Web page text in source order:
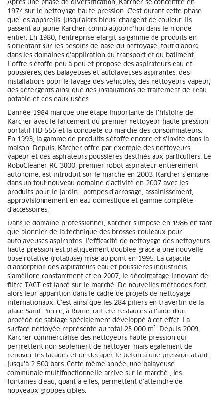
Après une phase de diversification, Kärcher se concentre en
1974 sur le nettoyage haute pression. C'est durant cette phase
que les appareils, jusqu'alors bleus, changent de couleur. Ils
passent au jaune Kärcher, connu aujourd'hui dans le monde
entier. En 1980, l'entreprise élargit sa gamme de produits en
s'orientant sur les besoins de base du nettoyage, tout d'abord
dans les domaines d'application du transport et du bâtiment.
L'offre s'étoffe peu à peu et propose des aspirateurs eau et
poussières, des balayeuses et autolaveuses aspirantes, des
installations pour le lavage des véhicules, des nettoyeurs vapeur,
des détergents ainsi que des installations de traitement de l'eau
potable et des eaux usées.
L'année 1984 marque une étape importante de l'histoire de
Kärcher avec le lancement du premier nettoyeur haute pression
portatif HD 555 et la conquête du marché des consommateurs.
En 1993, la gamme de produits s'étoffe encore et s'invite dans la
maison. Depuis, Kärcher offre par exemple des nettoyeurs
vapeur et des aspirateurs poussières destinés aux particuliers. Le
RoboCleaner RC 3000, premier robot aspirateur entièrement
autonome, est introduit sur le marché en 2003. Kärcher s'engage
dans un tout nouveau domaine d'activité en 2007 avec les
produits pour le jardin : pompes d'arrosage, assainissement,
approvisionnement en eau domestique et gamme complète
d'accessoires.
Dans le domaine professionnel, Kärcher s'impose en 1986 en tant
que pionnier de la technique des brosses-rouleaux pour
autolaveuses aspirantes. L'efficacité de nettoyage des nettoyeurs
haute pression est pratiquement doublée grâce à une nouvelle
buse rotative (rotabuse) mise au point en 1995. La capacité
d'absorption des aspirateurs eau et poussières industriels
s'améliore constamment et en 2007, le décolmatage innovant de
filtre TACT est lancé sur le marché. De nouvelles méthodes font
alors leur apparition dans le cadre de projets de nettoyage
internationaux. C'est ainsi que les 284 piliers en travertin de la
place Saint-Pierre, à Rome, ont été restaurés à l'aide d'un
procédé de sablage spécialement développé à cet effet. La
surface nettoyée représente au total 25 000 m². Depuis 2009,
Kärcher commercialise des nettoyeurs haute pression qui
permettent non seulement de nettoyer, mais également de
rénover les façades et de décaper le béton à une pression allant
jusqu'à 2 500 bars. Cette même année, une balayeuse
communale multifonctionnelle arrive sur le marché ; les
fontaines d'eau, quant à elles, permettent d'atteindre de
nouveaux groupes cibles.